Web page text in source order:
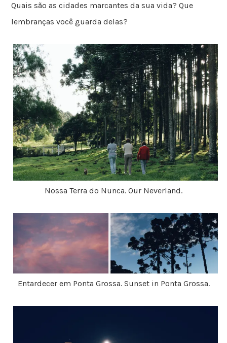
Quais são as cidades marcantes da sua vida? Que
lembranças você guarda delas?
Nossa Terra do Nunca. Our Neverland.
Entardecer em Ponta Grossa. Sunset in Ponta Grossa.